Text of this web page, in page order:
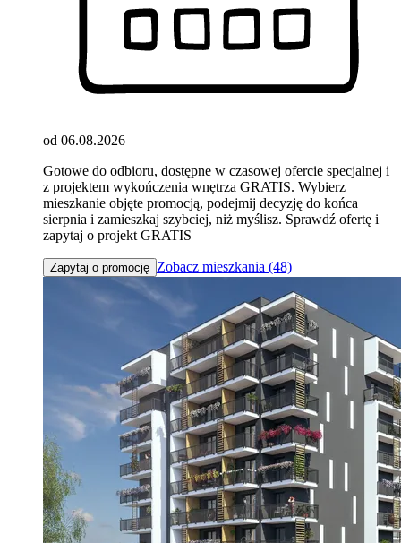
od 06.08.2026
Gotowe do odbioru, dostępne w czasowej ofercie specjalnej i
z projektem wykończenia wnętrza GRATIS. Wybierz
mieszkanie objęte promocją, podejmij decyzję do końca
sierpnia i zamieszkaj szybciej, niż myślisz. Sprawdź ofertę i
zapytaj o projekt GRATIS
Zapytaj o promocję Zobacz mieszkania (48)